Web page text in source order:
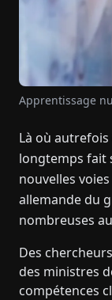
Apprentissage
Là où
longtemps fait
nouvelles
allemande du
nombreuses
Des
des ministres
compétences